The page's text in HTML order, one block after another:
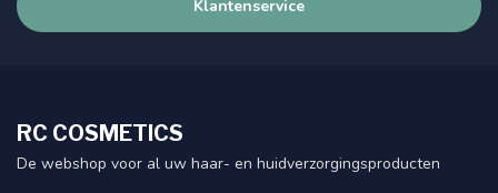
Klantenservice
RC COSMETICS
De webshop voor al uw haar- en huidverzorgingsproducten